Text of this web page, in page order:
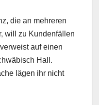
die an mehreren
will zu Kundenfällen
auf einen
Hall.
lägen ihr nicht